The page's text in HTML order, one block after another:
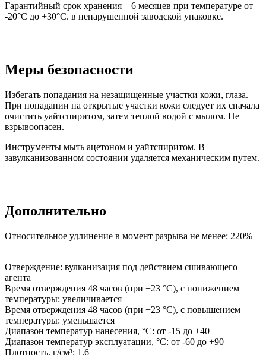
Гарантийный срок хранения – 6 месяцев при температуре от
-20°С до +30°С. в ненарушенной заводской упаковке.
Меры безопасности
Избегать попадания на незащищенные участки кожи, глаза.
При попадании на открытые участки кожи следует их сначала
очистить уайтспиритом, затем теплой водой с мылом. Не
взрывоопасен.
Инструменты мыть ацетоном и уайтспиритом. В
завулканизованном состоянии удаляется механическим путем.
Дополнительно
Относительное удлинение в момент разрыва не менее: 220%
Отверждение: вулканизация под действием сшивающего
агента
Время отверждения 48 часов (при +23 °C), с понижением
температуры: увеличивается
Время отверждения 48 часов (при +23 °C), с повышением
температуры: уменьшается
Диапазон температур нанесения, °C: от -15 до +40
Диапазон температур эксплуатации, °C: от -60 до +90
Плотность, г/см³: 1.6